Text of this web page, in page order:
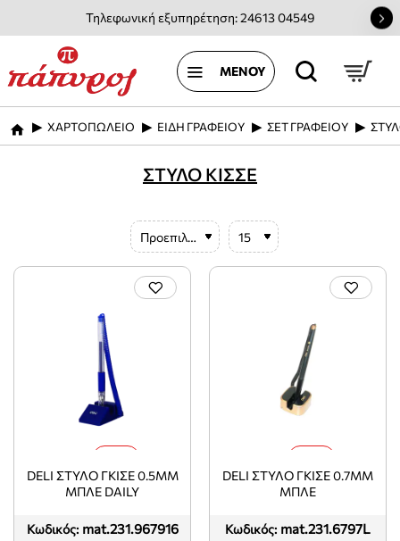
Τηλεφωνική εξυπηρέτηση: 24613 04549
home
ΧΑΡΤΟΠΩΛΕΙΟ ΕΙΔΗ ΓΡΑΦΕΙΟΥ ΣΕΤ ΓΡΑΦΕΙΟΥ
ΣΤΥΛΟ ΚΙΣΣΕ
Κωδικός: mat.231.967916
DELI ΣΤΥΛΟ ΓΚΙΣΕ 0.5MM
ΜΠΛΕ DAILY
Κωδικός: mat.231.6797L
DELI ΣΤΥΛΟ ΓΚΙΣΕ 0.7MM
ΜΠΛΕ